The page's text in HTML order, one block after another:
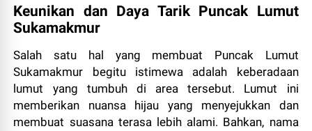
Keunikan dan Daya Tarik Puncak Lumut
Sukamakmur
Salah satu hal yang membuat Puncak Lumut
Sukamakmur begitu istimewa adalah keberadaan
lumut yang tumbuh di area tersebut. Lumut ini
memberikan nuansa hijau yang menyejukkan dan
membuat suasana terasa lebih alami. Bahkan, nama